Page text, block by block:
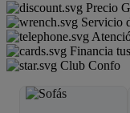
Precio
Servicio
Financia
Club Confo